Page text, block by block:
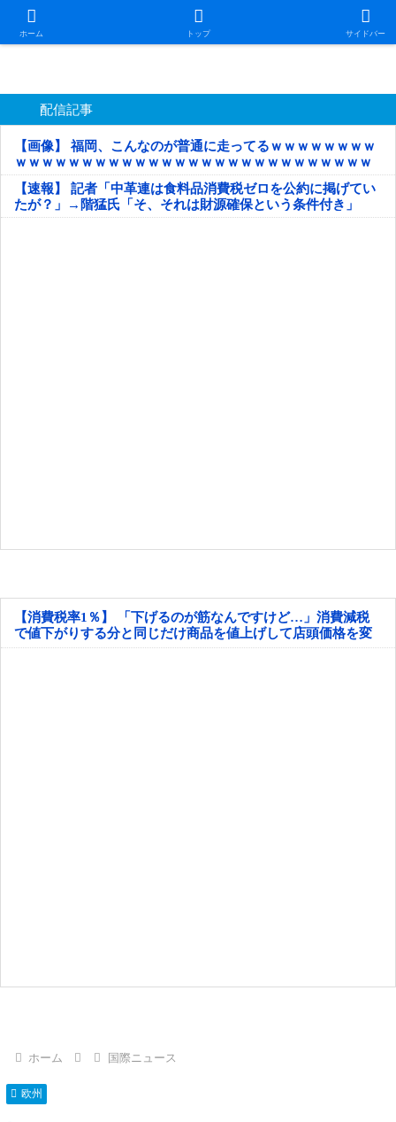
ホーム トップ サイドバー
日本第一！ニュース録
配信記事
【画像】 福岡、こんなのが普通に走ってるｗｗｗｗｗｗｗｗ
ｗｗｗｗｗｗｗｗｗｗｗｗｗｗｗｗｗｗｗｗｗｗｗｗｗｗｗ
ｗｗｗｗｗ
【速報】 記者「中革連は食料品消費税ゼロを公約に掲げてい
たが？」→階猛氏「そ、それは財源確保という条件付き」
【消費税率1％】 「下げるのが筋なんですけど…」消費減税
で値下がりする分と同じだけ商品を値上げして店頭価格を変
えない店も
ホーム 国際ニュース
欧州